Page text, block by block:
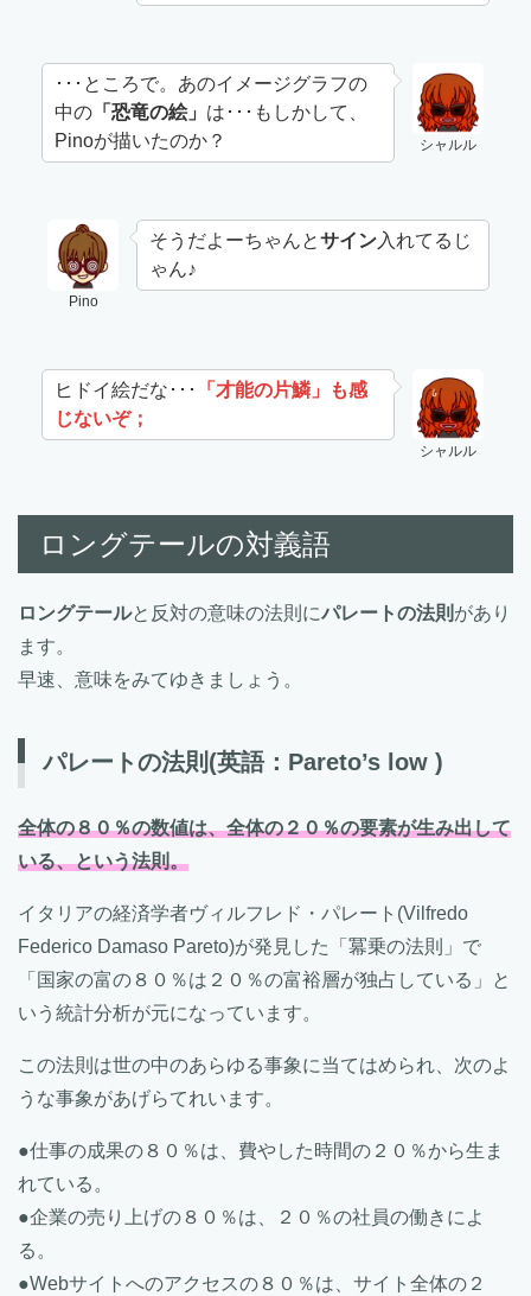
シャルル
･･･ところで。あのイメージグラフの
中の 「恐竜の絵」 は･･･もしかして、
Pinoが描いたのか？
Pino
そうだよーちゃんとサイン入れてるじ
ゃん♪
シャルル
ヒドイ絵だな･･･
「才能の片鱗」も感
じないぞ；
ロングテールの対義語
ロングテールと反対の意味の法則にパレートの法則 があり
ます。
早速、意味をみてゆきましょう。
パレートの法則 (英語：Pareto’s low )
全体の８０％の数値は、全体の２０％の要素が生み出して
いる、という法則。
イタリアの経済学者ヴィルフレド・パレート(Vilfredo
Federico Damaso Pareto)が発見した「冪乗の法則」で
「国家の富の８０％は２０％の富裕層が独占している」と
いう統計分析が元になっています。
この法則は世の中のあらゆる事象に当てはめられ、次のよ
うな事象があげらてれいます。
●仕事の成果の８０％は、費やした時間の２０％から生ま
れている。
●企業の売り上げの８０％は、２０％の社員の働きによ
る。
●Webサイトへのアクセスの８０％は、サイト全体の２